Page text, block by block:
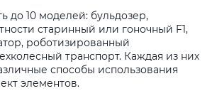
до 10 моделей: бульдозер,
старинный или гоночный F1,
роботизированный
транспорт. Каждая из них
способы использования
элементов.